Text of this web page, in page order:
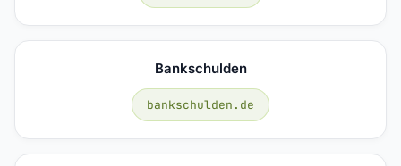
Bankschulden
bankschulden.de